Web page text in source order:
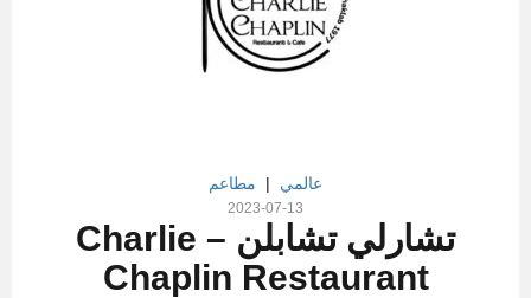
عالمي | مطاعم
2023-07-13
تشارلي تشابلن – Charlie
Chaplin Restaurant